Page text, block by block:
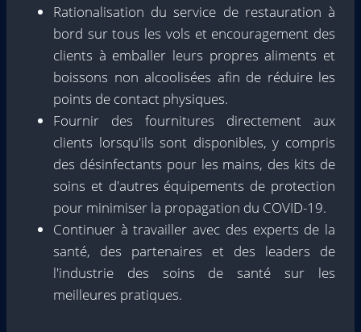
Rationalisation du service de restauration à
bord sur tous les vols et encouragement des
clients à emballer leurs propres aliments et
boissons non alcoolisées afin de réduire les
points de contact physiques.
Fournir des fournitures directement aux
clients lorsqu'ils sont disponibles, y compris
des désinfectants pour les mains, des kits de
soins et d'autres équipements de protection
pour minimiser la propagation du COVID-19.
Continuer à travailler avec des experts de la
santé, des partenaires et des leaders de
l'industrie des soins de santé sur les
meilleures pratiques.